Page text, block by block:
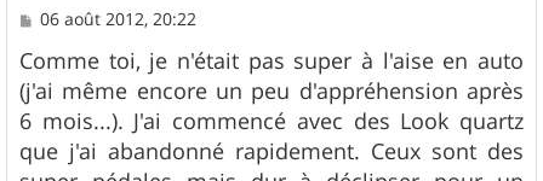
M
s
s
a
06 août 2012, 20:22
Comme toi, je n'était pas super à l'aise en auto
(j'ai même encore un peu d'appréhension après
6 mois...). J'ai commencé avec des Look quartz
que j'ai abandonné rapidement. Ceux sont des